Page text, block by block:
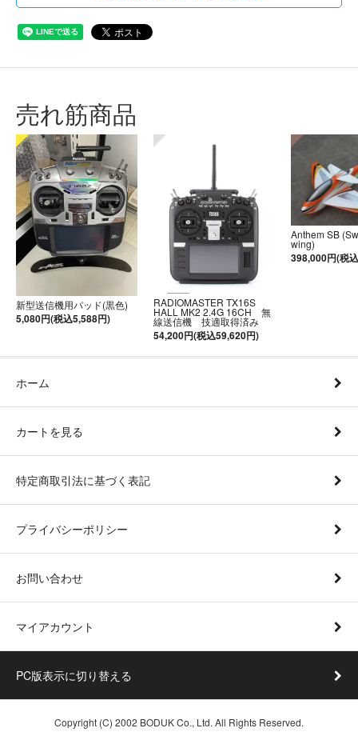
売れ筋商品
新型送信機用パッド(黒色)
5,080円(税込5,588円)
RADIOMASTER TX16S
HALL MK2 2.4G 16CH 無
線送信機 技適取得済み
54,200円(税込59,620円)
Anthem SB
wing)
398,000円(税
ホーム
カートを見る
特定商取引法に基づく表記
プライバシーポリシー
お問い合わせ
マイアカウント
PC版表示に切り替える
Copyright (C) 2002 BODUK Co., Ltd. All Rights Reserved.